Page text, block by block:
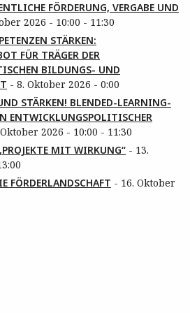
FÖRDERUNG, VERGABE UND
2026 - 10:00 - 11:30
STÄRKEN:
FÜR TRÄGER DER
BILDUNGS- UND
- 8. Oktober 2026 - 0:00
STÄRKEN! BLENDED-LEARNING-
ENTWICKLUNGSPOLITISCHER
2026 - 10:00 - 11:30
MIT WIRKUNG“ - 13.
FÖRDERLANDSCHAFT - 16. Oktober